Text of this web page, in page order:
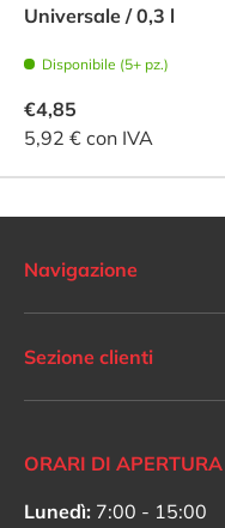
Universale / 0,3 l
Disponibile (5+ pz.)
€4,85
5,92 € con IVA
Navigazione
Sezione clienti
ORARI DI APERTURA
Lunedì: 7:00 - 15:00